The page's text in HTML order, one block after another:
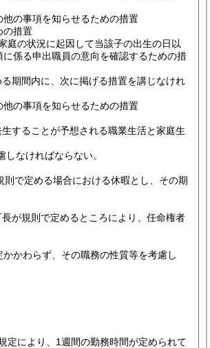
他の事項を知らせるための措置
の措置
庭の状況に起因して当該子の出生の日以
係る申出職員の意向を確認するための措
期間内に、次に掲げる措置を講じなけれ
他の事項を知らせるための措置
することが予想される職業生活と家庭生
なければならない。
で定める場合における休暇とし、その期
が規則で定めるところにより、任命権者
かかわらず、その職務の性質等を考慮し
定により、1週間の勤務時間が定められて